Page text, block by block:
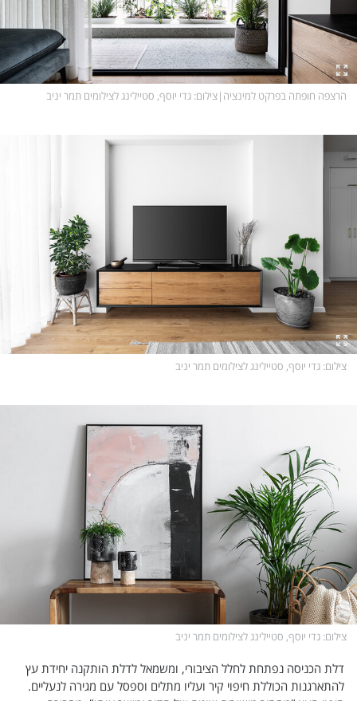
הרצפה חופתה בפרקט למינציה |צילום: גדי יוסף, סטיילינג לצילומים תמר יניב
צילום: גדי יוסף, סטיילינג לצילומים תמר יניב
צילום: גדי יוסף, סטיילינג לצילומים תמר יניב
דלת הכניסה נפתחת לחלל הציבורי, ומשמאל לדלת הותקנה יחידת עץ
להתארגנות הכוללת חיפוי קיר ועליו מתלים וספסל עם מגירה לנעליים.